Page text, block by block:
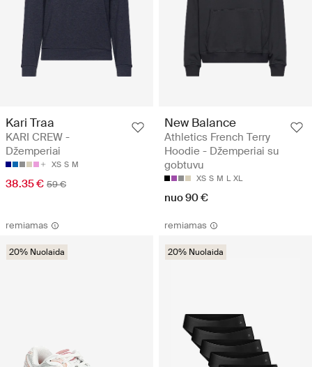
Kari Traa
KARI CREW -
Džemperiai
XS S M
38.35 € 59 €
New Balance
Athletics French Terry
Hoodie - Džemperiai su
gobtuvu
XS S M L XL
nuo 90 €
remiamas
20% Nuolaida
remiamas
20% Nuolaida